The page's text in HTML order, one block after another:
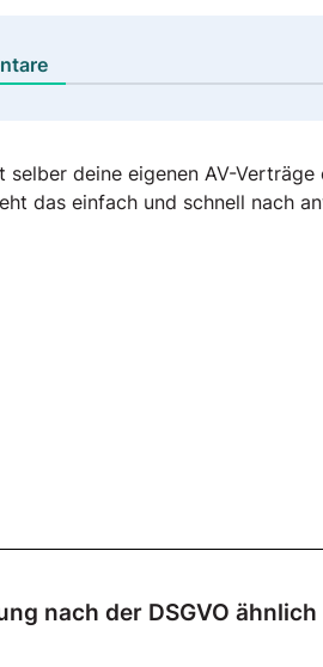
selber deine eigenen AV-Verträge
das einfach und schnell nach
nach der DSGVO